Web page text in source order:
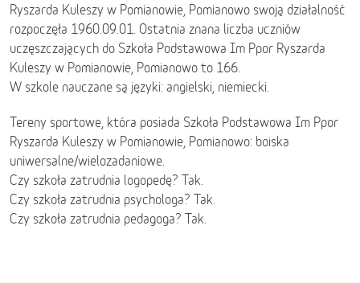
Ryszarda Kuleszy w Pomianowie, Pomianowo swoją działalność
rozpoczęła 1960.09.01. Ostatnia znana liczba uczniów
uczęszczających do Szkoła Podstawowa Im Ppor Ryszarda
Kuleszy w Pomianowie, Pomianowo to 166.
W szkole nauczane są języki: angielski, niemiecki.
Tereny sportowe, która posiada Szkoła Podstawowa Im Ppor
Ryszarda Kuleszy w Pomianowie, Pomianowo: boiska
uniwersalne/wielozadaniowe.
Czy szkoła zatrudnia logopedę? Tak.
Czy szkoła zatrudnia psychologa? Tak.
Czy szkoła zatrudnia pedagoga? Tak.